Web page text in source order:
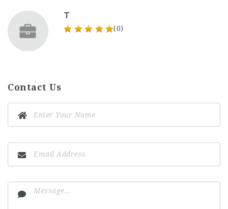
T
(0)
Contact Us